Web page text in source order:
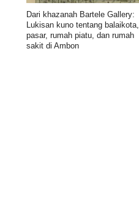
Dari khazanah Bartele Gallery:
Lukisan kuno tentang balaikota,
pasar, rumah piatu, dan rumah
sakit di Ambon